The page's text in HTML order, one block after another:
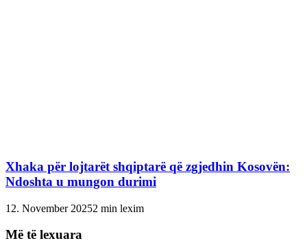
Xhaka për lojtarët shqiptarë që zgjedhin Kosovën:
Ndoshta u mungon durimi
12. November 20252 min lexim
Më të lexuara